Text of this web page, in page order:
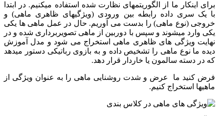
برای اینکار ما از الگوریتمهای نظارت شده استفاده میکنیم. در ابتدا
با یک سری داده رابطه بین ورودی (ویژگیهای ظاهری ماهی) و
خروجی (نوع ماهی) را بدست می آوریم. حال در عمل ماهی ها یکی
یکی وارد میشوند و سپس با دوربین از ماهی تصویربرداری شده و در
نهایت ویژگی های ظاهری ماهی استخراج می شود و مدل آموزش
دیده ما نوع ماهی را تشخیص داده و به بازوی رباتیکی دستور میدهد
که در دسته سالمون یا خاردار قرار دهد.
فرض کنید ما عرض و شدت روشنایی ماهی را به عنوان ویژگی از
ماهیها استخراج کنیم.